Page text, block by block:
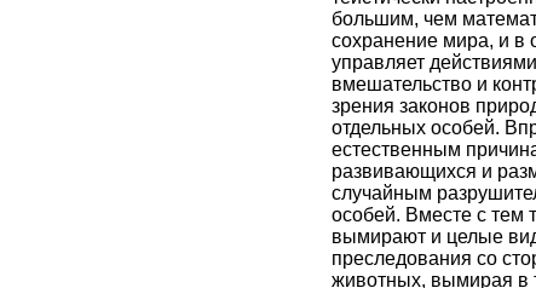
большим, чем
сохранение мира, и в
управляет
вмешательство и
зрения законов
отдельных особей.
естественным
развивающихся и
случайным
особей. Вместе с тем
вымирают и целые
преследования со
животных, вымирая в